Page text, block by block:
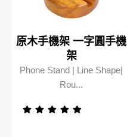
原木手機架 一字圓手機
架
Phone Stand | Line Shape|
Rou...